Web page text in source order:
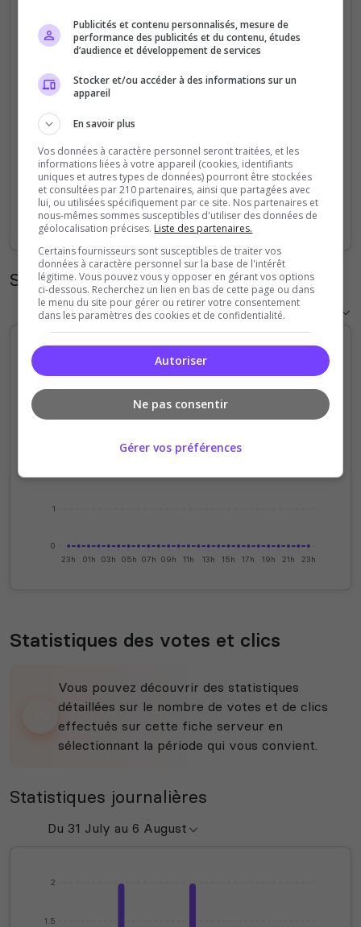
0
1
2
3
Sep Oct Nov Dec Jan Feb Mar Apr May Jun Jul Aug
Statistiques horaires
0
1
23h 01h 03h 05h 07h 09h 11h 13h 15h 17h 19h 21h 23h
Statistiques des votes et clics
Vous pouvez découvrir des statistiques
détaillées sur le nombre de votes et de clics
effectués sur cette fiche serveur en
sélectionnant la période qui vous convient.
Statistiques journalières
1.5
2
Publicités et contenu personnalisés, mesure de
performance des publicités et du contenu, études
d’audience et développement de services
Stocker et/ou accéder à des informations sur un
appareil
En savoir plus
Vos données à caractère personnel seront traitées, et les
informations liées à votre appareil (cookies, identifiants
uniques et autres types de données) pourront être stockées
et consultées par 210 partenaires, ainsi que partagées avec
lui, ou utilisées spécifiquement par ce site. Nos partenaires et
nous-mêmes sommes susceptibles d'utiliser des données de
géolocalisation précises. Liste des partenaires.
Certains fournisseurs sont susceptibles de traiter vos
données à caractère personnel sur la base de l'intérêt
légitime. Vous pouvez vous y opposer en gérant vos options
ci-dessous. Recherchez un lien en bas de cette page ou dans
le menu du site pour gérer ou retirer votre consentement
dans les paramètres des cookies et de confidentialité.
Autoriser
Ne pas consentir
Gérer vos préférences